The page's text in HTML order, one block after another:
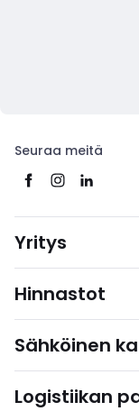
Seuraa meitä
Yritys
Hinnastot
Sähköinen
Logistiikan